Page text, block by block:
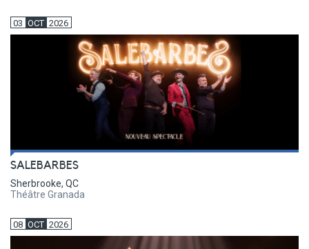
03 OCT 2026
SALEBARBES
Sherbrooke, QC
Théâtre Granada
08 OCT 2026